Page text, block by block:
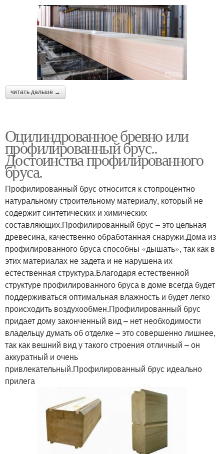
читать дальше →
Оцилиндрованное бревно или
профилированный брус..
Достоинства профилированного
бруса.
Профилированный брус относится к стопроцентно
натуральному строительному материалу, который не
содержит синтетических и химических
составляющих.Профилированный брус – это цельная
древесина, качественно обработанная снаружи.Дома из
профилированного бруса способны «дышать», так как в
этих материалах не задета и не нарушена их
естественная структура.Благодаря естественной
структуре профилированного бруса в доме всегда будет
поддерживаться оптимальная влажность и будет легко
происходить воздухообмен.Профилированный брус
придает дому законченный вид – нет необходимости
владельцу думать об отделке – это совершенно лишнее,
так как вешний вид у такого строения отличный – он
аккуратный и очень
привлекательный.Профилированный брус идеально
прилега